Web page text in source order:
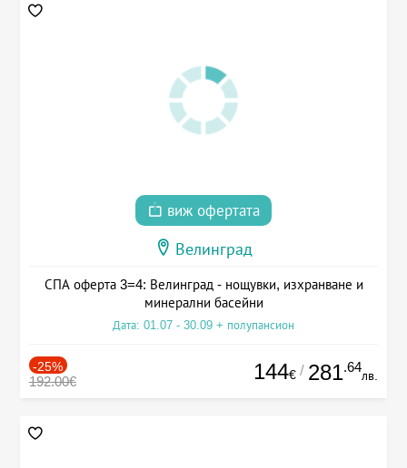
виж офертата
Велинград
СПА оферта 3=4: Велинград - нощувки, изхранване и
минерални басейни
Дата: 01.07 - 30.09 + полупансион
-25%
192.00€ 144€ / 281.64
лв.